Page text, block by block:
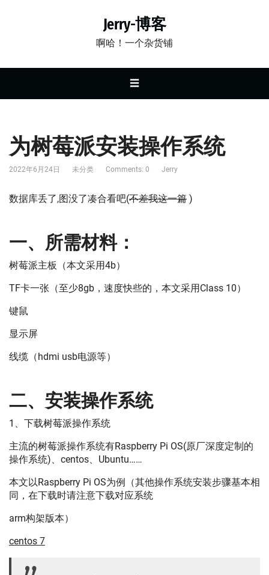
Jerry-博客
啊哈！一个杂货铺
☰
为树莓派安装操作系统
2022年6月24日 未分类 Comments: 0 Jerry
数据库丢了,图没了凑合看吧(不差我这一篇 )
一、所需材料：
树莓派主板（本文采用4b）
TF卡一张（至少8gb，速度快些的，本文采用Class 10）
键鼠
显示屏
线缆（hdmi usb电源等）
二、安装操作系统
1、下载树莓派操作系统
主流的树莓派操作系统有Raspberry Pi OS(原厂深度定制的
操作系统)、centos、Ubuntu……
本文以Raspberry Pi OS为例（其他操作系统安装步骤基本相
同，在下载时请注意下载对应系统
arm构架版本）
centos 7